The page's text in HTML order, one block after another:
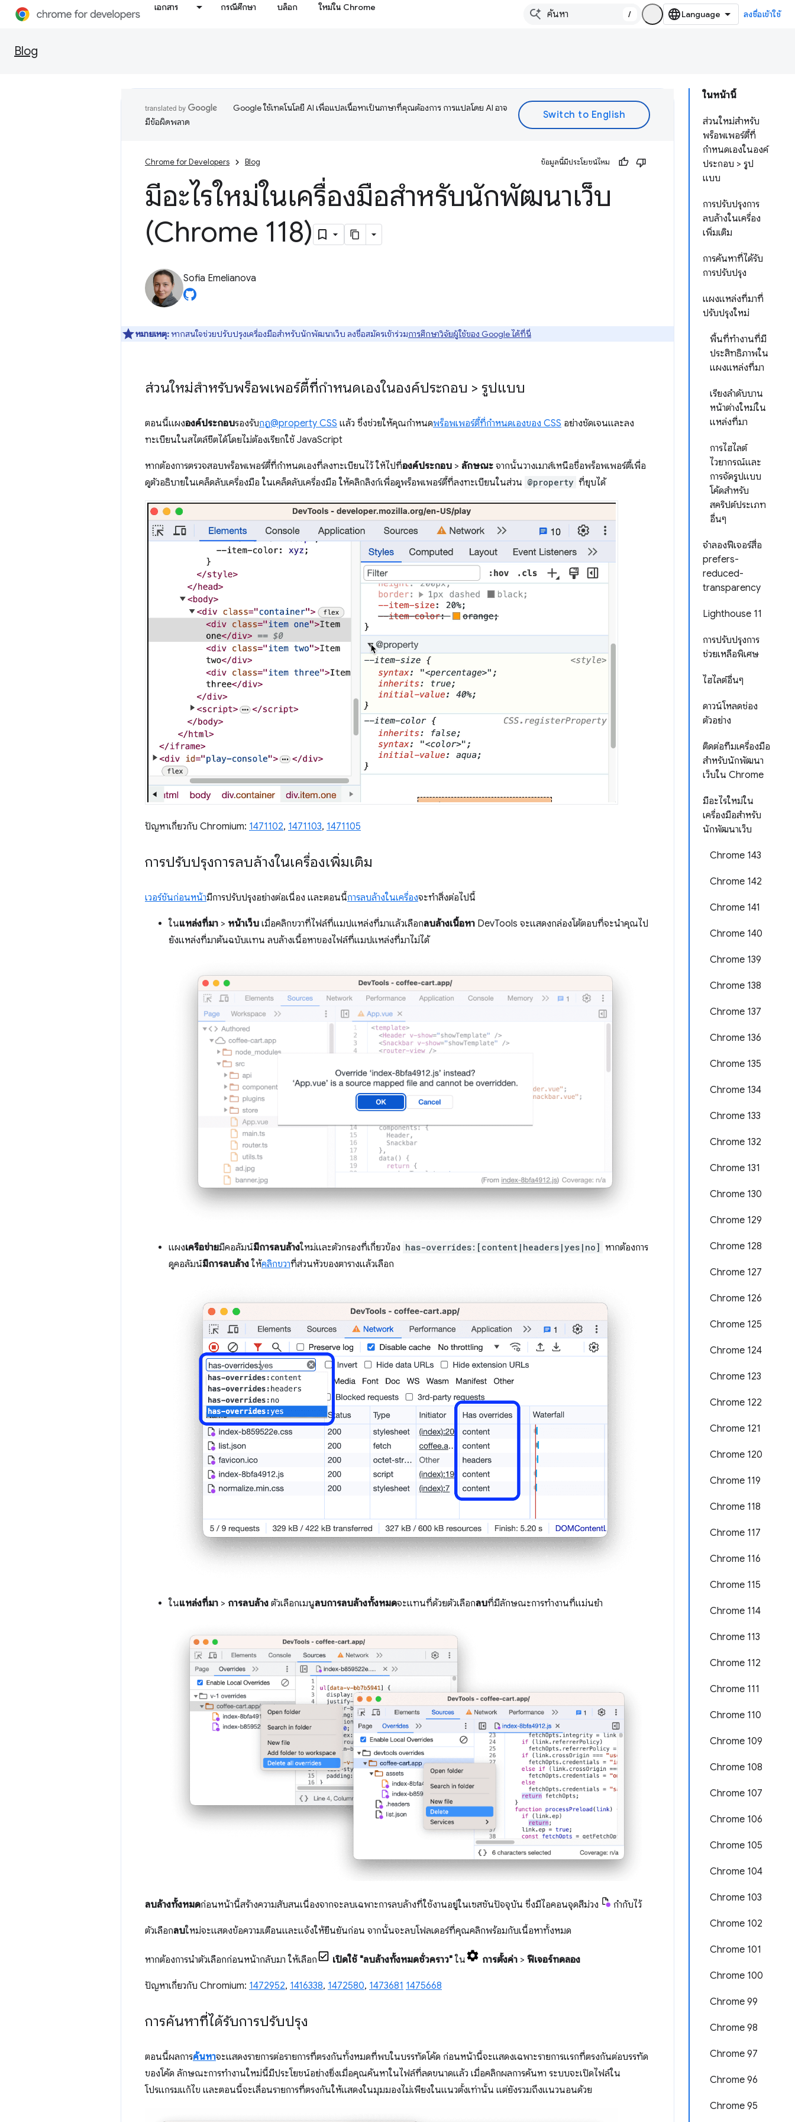
เอกสาร กรณีศึกษา บล็อก ใหม่ใน Chrome
/ ลงชื่อเข้าใช้
Blog
ในหน้านี้
ส่วนใหม่สำหรับ
พร็อพเพอร์ตี้ที่
กำหนดเองในองค์
ประกอบ > รูป
แบบ
การปรับปรุงการ
ลบล้างในเครื่อง
เพิ่มเติม
การค้นหาที่ได้รับ
การปรับปรุง
แผงแหล่งที่มาที่
ปรับปรุงใหม่
พื้นที่ทำงานที่มี
ประสิทธิภาพใน
แผงแหล่งที่มา
เรียงลำดับบาน
หน้าต่างใหม่ใน
แหล่งที่มา
การไฮไลต์
ไวยากรณ์และ
การจัดรูปแบบ
โค้ดสำหรับ
สคริปต์ประเภท
อื่นๆ
จำลองฟีเจอร์สื่อ
prefers-
reduced-
transparency
Lighthouse 11
การปรับปรุงการ
ช่วยเหลือพิเศษ
ไฮไลต์อื่นๆ
ดาวน์โหลดช่อง
ตัวอย่าง
ติดต่อทีมเครื่องมือ
สำหรับนักพัฒนา
เว็บใน Chrome
มีอะไรใหม่ใน
เครื่องมือสำหรับ
นักพัฒนาเว็บ
Chrome 143
Chrome 142
Chrome 141
Chrome 140
Chrome 139
Chrome 138
Chrome 137
Chrome 136
Chrome 135
Chrome 134
Chrome 133
Chrome 132
Chrome 131
Chrome 130
Chrome 129
Chrome 128
Chrome 127
Chrome 126
Chrome 125
Chrome 124
Chrome 123
Chrome 122
Chrome 121
Chrome 120
Chrome 119
Chrome 118
Chrome 117
Chrome 116
Chrome 115
Chrome 114
Chrome 113
Chrome 112
Chrome 111
Chrome 110
Chrome 109
Chrome 108
Chrome 107
Chrome 106
Chrome 105
Chrome 104
Chrome 103
Chrome 102
Chrome 101
Chrome 100
Chrome 99
Chrome 98
Chrome 97
Chrome 96
Chrome 95
Google ใช้เทคโนโลยี AI เพื่อแปลเนื้อหาเป็นภาษาที่คุณต้องการ การแปลโดย AI อาจ
มีข้อผิดพลาด
Chrome for Developers Blog ข้อมูลนี้มีประโยชน์ไหม
มีอะไรใหม่ในเครื่องมือสำหรับนักพัฒนาเว็บ
(Chrome 118)
Sofia Emelianova
หมายเหตุ: หากสนใจช่วยปรับปรุงเครื่องมือสำหรับนักพัฒนาเว็บ ลงชื่อสมัครเข้าร่วมการศึกษาวิจัยผู้ใช้ของ Google ได้ที่นี่
ส่วนใหม่สำหรับพร็อพเพอร์ตี้ที่กำหนดเองในองค์ประกอบ > รูปแบบ
ตอนนี้แผงองค์ประกอบรองรับกฎ@property CSS แล้ว ซึ่งช่วยให้คุณกำหนดพร็อพเพอร์ตี้ที่กำหนดเองของ CSS อย่างชัดเจนและลง
ทะเบียนในสไตล์ชีตได้โดยไม่ต้องเรียกใช้ JavaScript
หากต้องการตรวจสอบพร็อพเพอร์ตี้ที่กําหนดเองที่ลงทะเบียนไว้ ให้ไปที่องค์ประกอบ > ลักษณะ จากนั้นวางเมาส์เหนือชื่อพร็อพเพอร์ตี้เพื่อ
ดูตัวอธิบายในเคล็ดลับเครื่องมือ ในเคล็ดลับเครื่องมือ ให้คลิกลิงก์เพื่อดูพร็อพเพอร์ตี้ที่ลงทะเบียนในส่วน @property ที่ยุบได้
ปัญหาเกี่ยวกับ Chromium: 1471102, 1471103, 1471105
การปรับปรุงการลบล้างในเครื่องเพิ่มเติม
เวอร์ชันก่อนหน้ามีการปรับปรุงอย่างต่อเนื่อง และตอนนี้การลบล้างในเครื่องจะทำสิ่งต่อไปนี้
ในแหล่งที่มา > หน้าเว็บ เมื่อคลิกขวาที่ไฟล์ที่แมปแหล่งที่มาแล้วเลือกลบล้างเนื้อหา DevTools จะแสดงกล่องโต้ตอบที่จะนำคุณไป
ยังแหล่งที่มาต้นฉบับแทน ลบล้างเนื้อหาของไฟล์ที่แมปแหล่งที่มาไม่ได้
แผงเครือข่ายมีคอลัมน์มีการลบล้างใหม่และตัวกรองที่เกี่ยวข้อง has-overrides:[content|headers|yes|no]
หากต้องการ
ดูคอลัมน์มีการลบล้าง ให้คลิกขวาที่ส่วนหัวของตารางแล้วเลือก
ในแหล่งที่มา > การลบล้าง ตัวเลือกเมนูลบการลบล้างทั้งหมดจะแทนที่ด้วยตัวเลือกลบที่มีลักษณะการทำงานที่แม่นยำ
ลบล้างทั้งหมดก่อนหน้านี้สร้างความสับสนเนื่องจากจะลบเฉพาะการลบล้างที่ใช้งานอยู่ในเซสชันปัจจุบัน ซึ่งมีไอคอนจุดสีม่วง กำกับไว้
ตัวเลือกลบใหม่จะแสดงข้อความเตือนและแจ้งให้ยืนยันก่อน จากนั้นจะลบโฟลเดอร์ที่คุณคลิกพร้อมกับเนื้อหาทั้งหมด
หากต้องการนำตัวเลือกก่อนหน้ากลับมา ให้เลือก เปิดใช้ "ลบล้างทั้งหมดชั่วคราว" ใน การตั้งค่า > ฟีเจอร์ทดลอง
ปัญหาเกี่ยวกับ Chromium: 1472952, 1416338, 1472580, 1473681 1475668
การค้นหาที่ได้รับการปรับปรุง
ตอนนี้ผลการค้นหาจะแสดงรายการต่อรายการที่ตรงกันทั้งหมดที่พบในบรรทัดโค้ด ก่อนหน้านี้จะแสดงเฉพาะรายการแรกที่ตรงกันต่อบรรทัด
ของโค้ด ลักษณะการทำงานใหม่นี้มีประโยชน์อย่างยิ่งเมื่อคุณค้นหาในไฟล์ที่ลดขนาดแล้ว เมื่อคลิกผลการค้นหา ระบบจะเปิดไฟล์ใน
โปรแกรมแก้ไข และตอนนี้จะเลื่อนรายการที่ตรงกันให้แสดงในมุมมองไม่เพียงในแนวตั้งเท่านั้น แต่ยังรวมถึงแนวนอนด้วย